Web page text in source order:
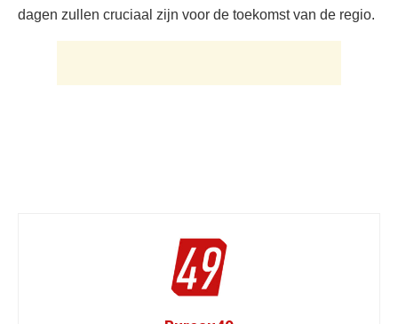
dagen zullen cruciaal zijn voor de toekomst van de regio.